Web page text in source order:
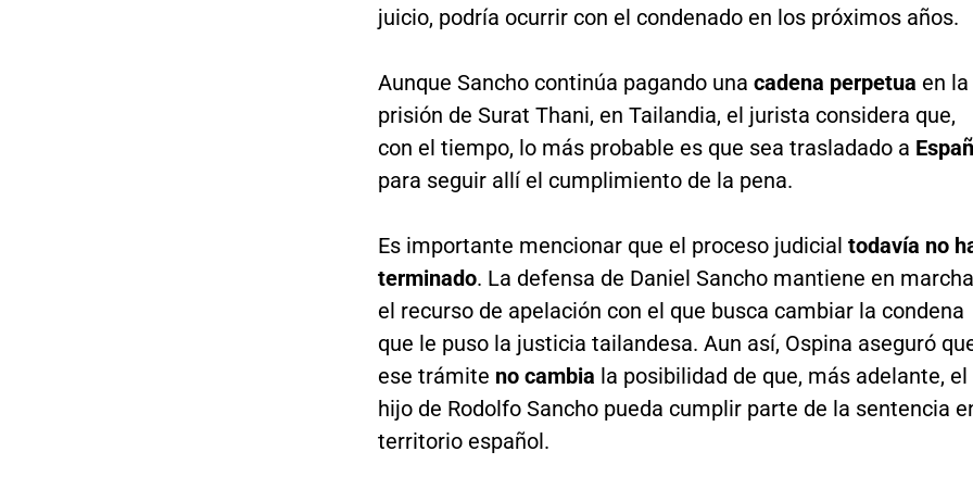
juicio, podría ocurrir con el condenado en los próximos años.
Aunque Sancho continúa pagando una cadena perpetua en la
prisión de Surat Thani, en Tailandia, el jurista considera que,
con el tiempo, lo más probable es que sea trasladado a
para seguir allí el cumplimiento de la pena.
Es importante mencionar que el proceso judicial todavía no
terminado. La defensa de Daniel Sancho mantiene en marcha
el recurso de apelación con el que busca cambiar la condena
que le puso la justicia tailandesa. Aun así, Ospina aseguró
ese trámite no cambia la posibilidad de que, más adelante, el
hijo de Rodolfo Sancho pueda cumplir parte de la sentencia
territorio español.